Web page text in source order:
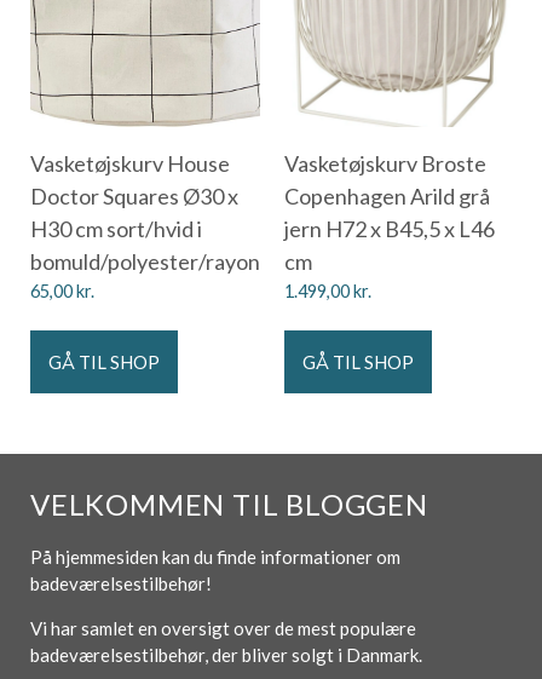
Vasketøjskurv House
Doctor Squares Ø30 x
H30 cm sort/hvid i
bomuld/polyester/rayon
65,00kr.
GÅ TIL SHOP
Vasketøjskurv Broste
Copenhagen Arild grå
jern H72 x B45,5 x L46
cm
1.499,00kr.
GÅ TIL SHOP
VELKOMMEN TIL BLOGGEN
På hjemmesiden kan du finde informationer om
badeværelsestilbehør!
Vi har samlet en oversigt over de mest populære
badeværelsestilbehør, der bliver solgt i Danmark.